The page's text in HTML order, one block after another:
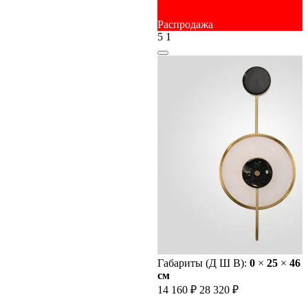
Распродажа
5 1
Габариты (Д Ш В): 0 × 25 × 46
cм
14 160 ₽ 28 320 ₽